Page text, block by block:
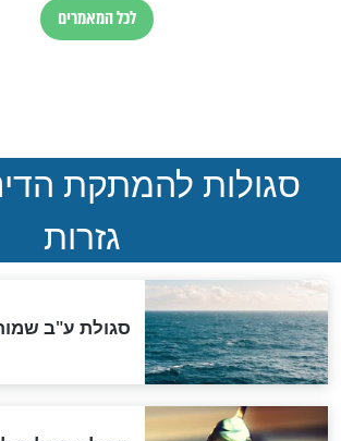
ואיראן: בלי
סימני שאלה
המסמך האבוד
במרתפי מוסקבה:
הנדיר של הרשב"ם
"מודה לקב"ה על כל